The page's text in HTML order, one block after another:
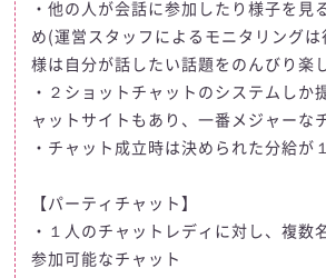
・他の人が会話に参加したり様子を見
め(運営スタッフによるモニタリング
様は自分が話したい話題をのんびり楽
・２ショットチャットのシステムしか
ャットサイトもあり、一番メジャーな
・チャット成立時は決められた分給が
【パーティチャット】
・１人のチャットレディに対し、複数
参加可能なチャット